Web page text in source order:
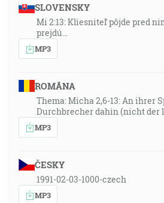
SLOVENSKY
Mi 2:13: Kliesniteľ pôjde pred
prejdú…
MP3
ROMÂNA
Thema: Micha 2,6-13: An ihrer
Durchbrecher dahin (nicht der
MP3
ČESKY
1991-02-03-1000-czech
MP3